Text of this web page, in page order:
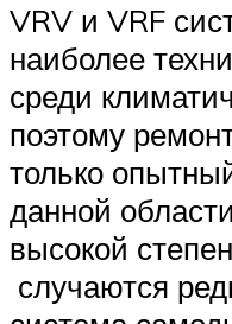
VRV и VRF
наиболее
среди
поэтому
только
данной
высокой
случаются